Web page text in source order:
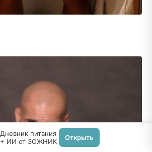
Дневник питания
+ ИИ от ЗОЖНИК
Открыть